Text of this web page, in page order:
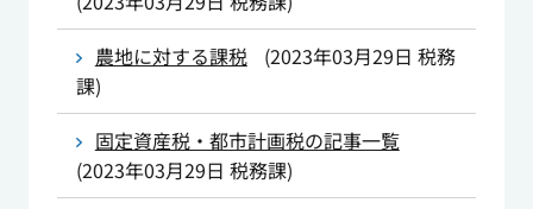
農地に対する課税
(2023年03月29日 税務
課)
固定資産税・都市計画税の記事一覧
(2023年03月29日 税務課)